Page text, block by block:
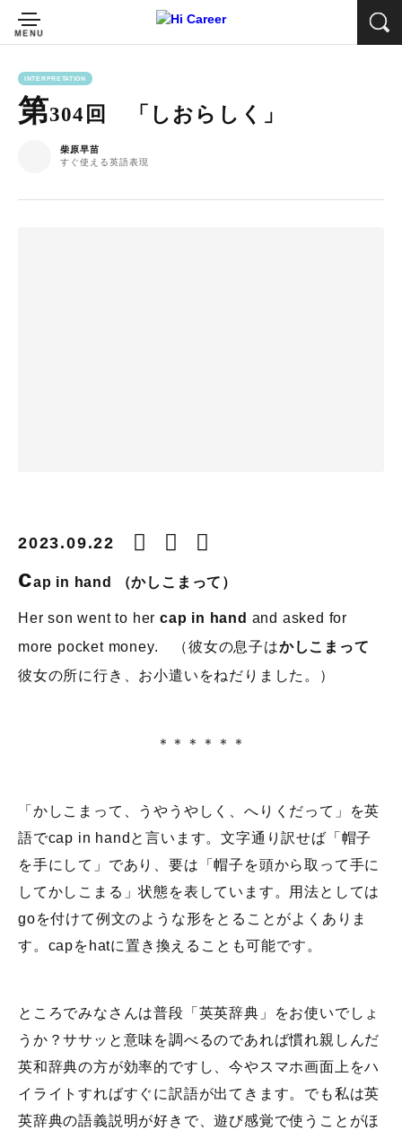
INTERPRETATION
第304回 「しおらしく」
柴原早苗
すぐ使える英語表現
2023.09.22
cap in hand （かしこまって）
Her son went to her cap in hand and asked for
more pocket money. （彼女の息子はかしこまって
彼女の所に行き、お小遣いをねだりました。）
＊＊＊＊＊＊
「かしこまって、うやうやしく、へりくだって」を英
語でcap in handと言います。文字通り訳せば「帽子
を手にして」であり、要は「帽子を頭から取って手に
してかしこまる」状態を表しています。用法としては
goを付けて例文のような形をとることがよくありま
す。capをhatに置き換えることも可能です。
ところでみなさんは普段「英英辞典」をお使いでしょ
うか？ササッと意味を調べるのであれば慣れ親しんだ
英和辞典の方が効率的ですし、今やスマホ画面上をハ
イライトすればすぐに訳語が出てきます。でも私は英
英辞典の語義説明が好きで、遊び感覚で使うことがほ